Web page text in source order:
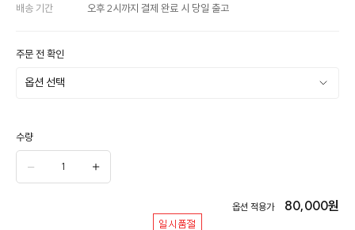
배송 기간 오후 2시까지 결제 완료 시 당일 출고
주문 전 확인
수량
옵션 적용가 80,000원